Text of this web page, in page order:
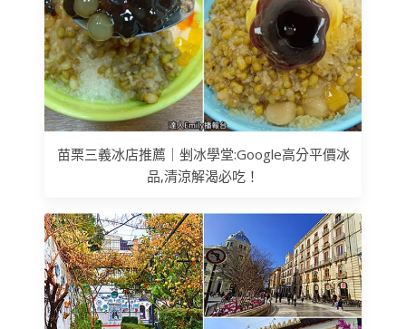
苗栗三義冰店推薦｜剉冰學堂:Google高分平價冰
品,清涼解渴必吃！